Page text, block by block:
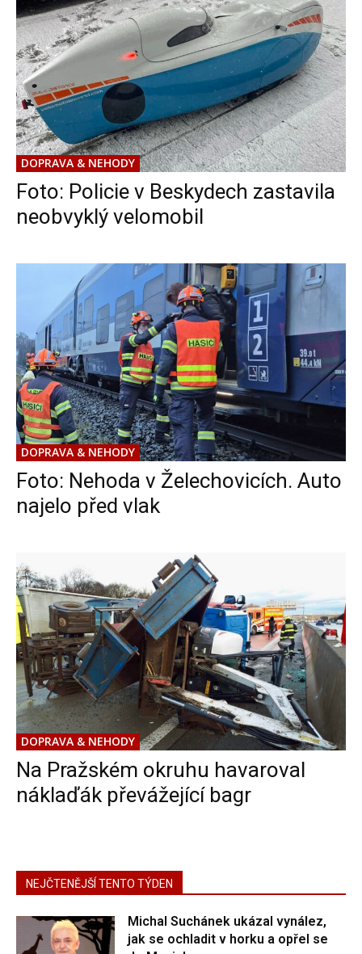
DOPRAVA & NEHODY
Foto: Policie v Beskydech zastavila
neobvyklý velomobil
DOPRAVA & NEHODY
Foto: Nehoda v Želechovicích. Auto
najelo před vlak
DOPRAVA & NEHODY
Na Pražském okruhu havaroval
náklaďák převážející bagr
NEJČTENĚJŠÍ TENTO TÝDEN
Michal Suchánek ukázal vynález,
jak se ochladit v horku a opřel se